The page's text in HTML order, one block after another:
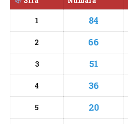
1 84
2 66
3 51
4 36
5 20